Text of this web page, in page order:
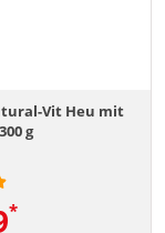
Vit Heu mit
g